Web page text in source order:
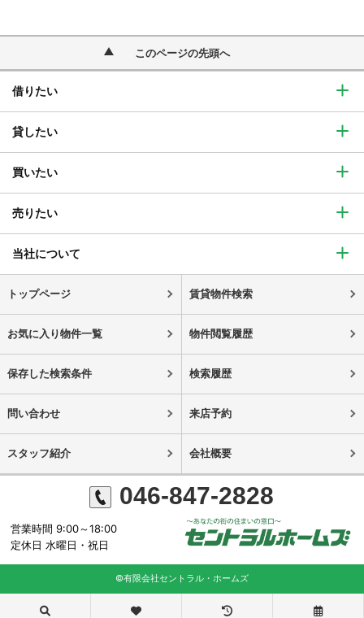
このページの先頭へ
借りたい
貸したい
買いたい
売りたい
当社について
トップページ 賃貸物件検索
お気に入り物件一覧 物件閲覧履歴
保存した検索条件 検索履歴
問い合わせ 来店予約
スタッフ紹介 会社概要
046-847-2828
営業時間 9:00～18:00
定休日 水曜日・祝日
©有限会社セントラル・ホームズ